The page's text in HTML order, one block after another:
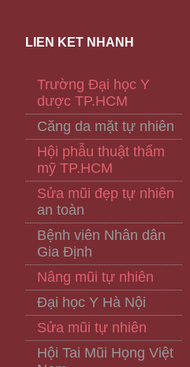
LIÊN KẾT NHANH
Trường Đại học Y
dược TP.HCM
Căng da mặt tự nhiên
Hội phẫu thuật thẩm
mỹ TP.HCM
Sửa mũi đẹp tự nhiên
an toàn
Bệnh viên Nhân dân
Gia Định
Nâng mũi tự nhiên
Đại học Y Hà Nội
Sửa mũi tự nhiên
Hội Tai Mũi Họng Việt